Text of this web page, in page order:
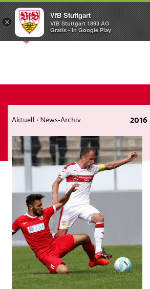
Aktuell › News-Archiv 2016
×
VfB Stuttgart
VfB Stuttgart 1893 AG
Gratis - In Google Play